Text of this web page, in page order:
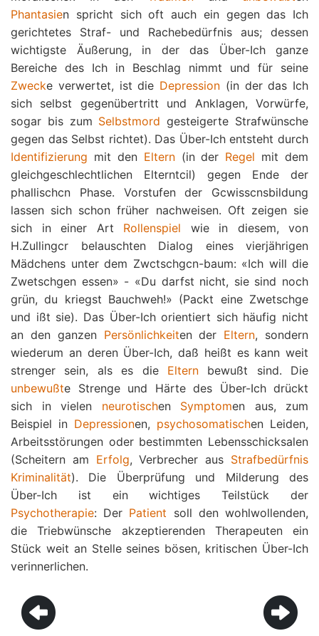
Phantasien spricht sich oft auch ein gegen das Ich
gerichtetes Straf- und Rachebedürfnis aus; dessen
wichtigste Äußerung, in der das Über-Ich ganze
Bereiche des Ich in Beschlag nimmt und für seine
Zwecke verwertet, ist die Depression (in der das Ich
sich selbst gegenübertritt und Anklagen, Vorwürfe,
sogar bis zum Selbstmord gesteigerte Strafwünsche
gegen das Selbst richtet). Das Über-Ich entsteht durch
Identifizierung mit den Eltern(in der Regel mit dem
gleichgeschlechtlichen Elterntcil) gegen Ende der
phallischcn Phase. Vorstufen der Gcwisscnsbildung
lassen sich schon früher nachweisen. Oft zeigen sie
sich in einer Art Rollenspiel wie in diesem, von
H.Zullingcr belauschten Dialog eines vierjährigen
Mädchens unter dem Zwctschgcn-baum: «Ich will die
Zwetschgen essen» - «Du darfst nicht, sie sind noch
grün, du kriegst Bauchweh!» (Packt eine Zwetschge
und ißt sie). Das Über-Ich orientiert sich häufig nicht
an den ganzen Persönlichkeiten der Eltern, sondern
wiederum an deren Über-Ich, daß heißt es kann weit
strenger sein, als es die Elternbewußt sind. Die
unbewußte Strenge und Härte des Über-Ich drückt
sich in vielen neurotischen Symptomen aus, zum
Beispiel in Depressionen, psychosomatischen Leiden,
Arbeitsstörungen oder bestimmten Lebensschicksalen
(Scheitern am Erfolg, Verbrecher aus Strafbedürfnis
Kriminalität). Die Überprüfung und Milderung des
Über-Ich ist ein wichtiges Teilstück der
Psychotherapie: Der Patient soll den wohlwollenden,
die Triebwünsche akzeptierenden Therapeuten ein
Stück weit an Stelle seines bösen, kritischen Über-Ich
verinnerlichen.